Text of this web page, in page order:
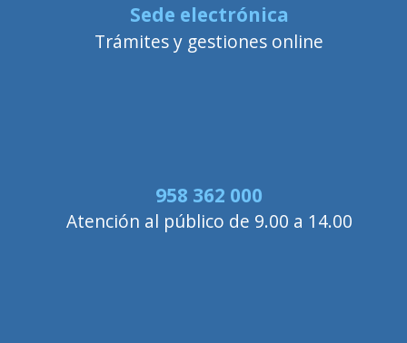
Sede electrónica
Trámites y gestiones online
958 362 000
Atención al público de 9.00 a 14.00